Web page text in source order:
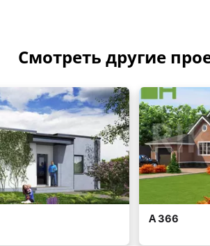
Смотреть другие